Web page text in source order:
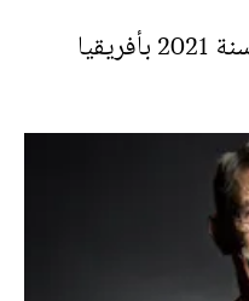
برنارد لوغان يكشف حصيلة سنة 2021 بأفريقيا